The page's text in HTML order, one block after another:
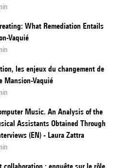
What Remediation Entails
Vaquié
les enjeux du changement de
Mansion-Vaquié
Music. An Analysis of the
Assistants Obtained Through
(EN) - Laura Zattra